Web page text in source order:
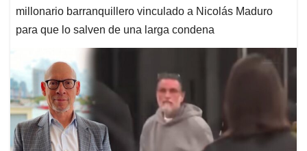
millonario barranquillero vinculado a Nicolás Maduro
para que lo salven de una larga condena